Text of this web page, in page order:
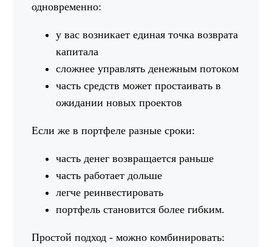
одновременно:
у вас возникает единая точка возврата
капитала
сложнее управлять денежным потоком
часть средств может простаивать в
ожидании новых проектов
Если же в портфеле разные сроки:
часть денег возвращается раньше
часть работает дольше
легче реинвестировать
портфель становится более гибким.
Простой подход - можно комбинировать: